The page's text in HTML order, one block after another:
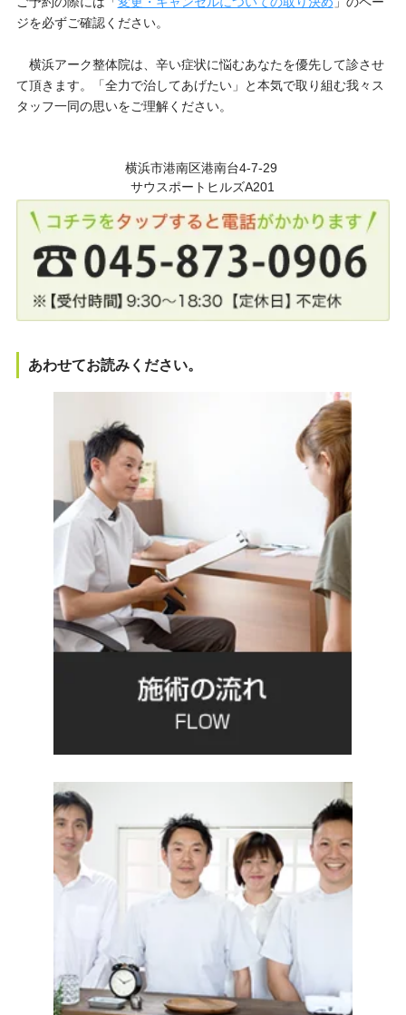
ジを必ずご確認ください。
横浜アーク整体院は、辛い症状に悩むあなたを優先して診させ
て頂きます。「全力で治してあげたい」と本気で取り組む我々ス
タッフ一同の思いをご理解ください。
横浜市港南区港南台4-7-29
サウスポートヒルズA201
あわせてお読みください。